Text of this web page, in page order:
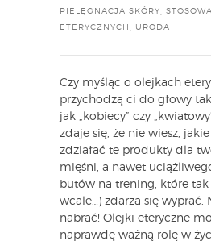
PIELĘGNACJA SKÓRY
ETERYCZNYCH
URODA
Czy myśląc o olejkach
przychodzą ci do głowy
jak „kobiecy” czy
zdaje się, że nie wiesz,
zdziałać te produkty dla
mięśni, a nawet
butów na trening, które
wcale…) zdarza się wyprać.
nabrać! Olejki eteryczne
naprawdę ważną rolę w